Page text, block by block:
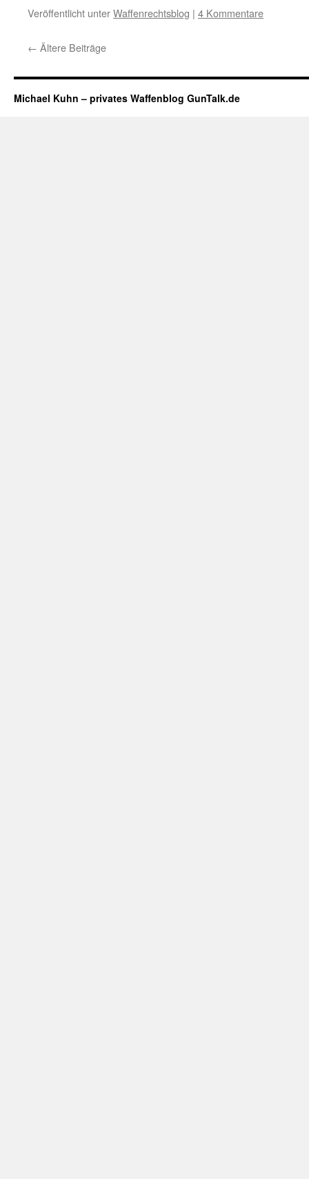
Veröffentlicht unterWaffenrechtsblog | 4 Kommentare
← Ältere Beiträge
Michael Kuhn – privates Waffenblog GunTalk.de